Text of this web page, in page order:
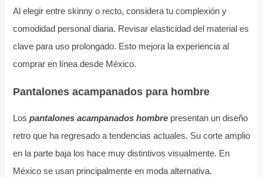
Al elegir entre skinny o recto, considera tu complexión y
comodidad personal diaria. Revisar elasticidad del material es
clave para uso prolongado. Esto mejora la experiencia al
comprar en línea desde México.
Pantalones acampanados para hombre
Los pantalones acampanados hombrepresentan un diseño
retro que ha regresado a tendencias actuales. Su corte amplio
en la parte baja los hace muy distintivos visualmente. En
México se usan principalmente en moda alternativa.